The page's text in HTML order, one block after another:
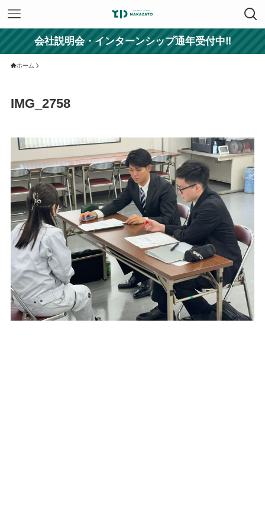
会社説明会・インターンシップ通年受付中‼
ホーム
IMG_2758